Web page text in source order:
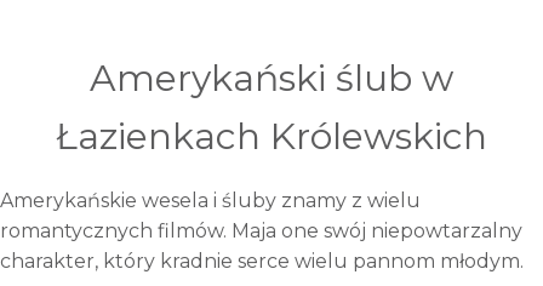
Amerykański ślub w
Łazienkach Królewskich
Amerykańskie wesela i śluby znamy z wielu
romantycznych filmów. Maja one swój niepowtarzalny
charakter, który kradnie serce wielu pannom młodym.